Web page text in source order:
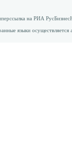
на РИА
языки осуществляется